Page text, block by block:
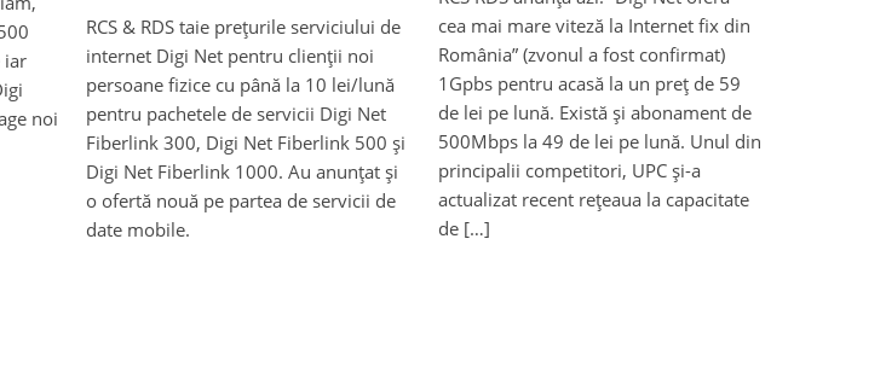
iar
noi
RCS & RDS taie prețurile serviciului de
internet Digi Net pentru clienţii noi
persoane fizice cu până la 10 lei/lună
pentru pachetele de servicii Digi Net
Fiberlink 300, Digi Net Fiberlink 500 şi
Digi Net Fiberlink 1000. Au anunțat și
o ofertă nouă pe partea de servicii de
date mobile.
cea mai mare viteză la Internet fix din
România” (zvonul a fost confirmat)
1Gpbs pentru acasă la un preț de 59
de lei pe lună. Există și abonament de
500Mbps la 49 de lei pe lună. Unul din
principalii competitori, UPC și-a
actualizat recent rețeaua la capacitate
de […]